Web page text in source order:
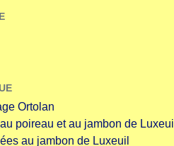
Ortolan
poireau et au jambon de Luxeuil
au jambon de Luxeuil